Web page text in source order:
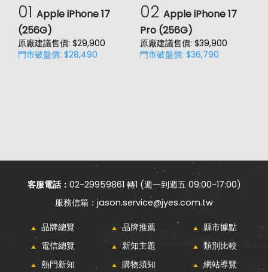
01 Apple iPhone 17
(256G)
原廠建議售價: $29,900
門市破盤價: $28,490
02 Apple iPhone 17
Pro (256G)
原廠建議售價: $39,900
門市破盤價: $36,790
客服電話： 02-29959861 轉1 (週一到週五 09:00-17:00)
jason.service@jyes.com.tw
品牌總覽 品牌推薦
縣市據點
電信總覽
新知主題
類別比較
熱門新知
購物須知 網站導覽